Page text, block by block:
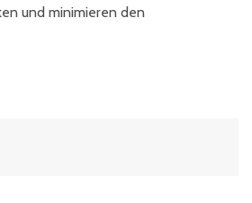
und minimieren den